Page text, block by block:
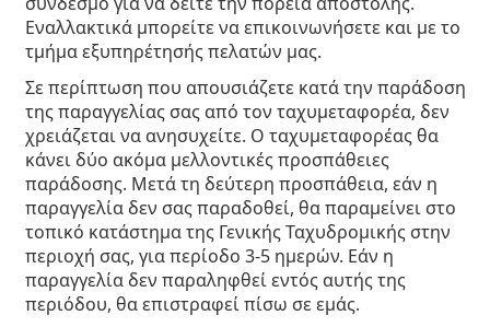
Εναλλακτικά μπορείτε να επικοινωνήσετε και με το
τμήμα εξυπηρέτησής πελατών μας.
Σε περίπτωση που απουσιάζετε κατά την παράδοση
της παραγγελίας σας από τον ταχυμεταφορέα, δεν
χρειάζεται να ανησυχείτε. Ο ταχυμεταφορέας θα
κάνει δύο ακόμα μελλοντικές προσπάθειες
παράδοσης. Μετά τη δεύτερη προσπάθεια, εάν η
παραγγελία δεν σας παραδοθεί, θα παραμείνει στο
τοπικό κατάστημα της Γενικής Ταχυδρομικής στην
περιοχή σας, για περίοδο 3-5 ημερών. Εάν η
παραγγελία δεν παραληφθεί εντός αυτής της
περιόδου, θα επιστραφεί πίσω σε εμάς.